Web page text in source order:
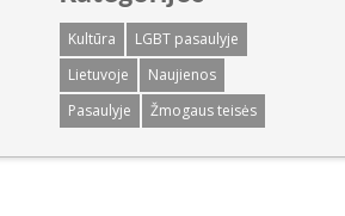
Kultūra
LGBT pasaulyje
Lietuvoje
Naujienos
Pasaulyje
Žmogaus teisės